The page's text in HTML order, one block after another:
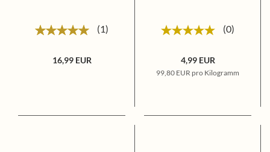
1
16,99 EUR
0
4,99 EUR
99,80 EUR pro Kilogramm